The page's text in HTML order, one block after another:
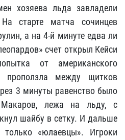
хозяева льда завладели
старте матча сочинцев
а на 4-й минуте едва ли
счет открыл Кейси
от американского
между щитков
3 минуты равенство было
Макаров, лежа на льду, с
шайбу в сетку. И дальше
«юлаевцы». Игроки